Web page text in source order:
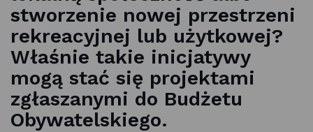
stworzenie nowej przestrzeni
rekreacyjnej lub użytkowej?
Właśnie takie inicjatywy
mogą stać się projektami
zgłaszanymi do Budżetu
Obywatelskiego.